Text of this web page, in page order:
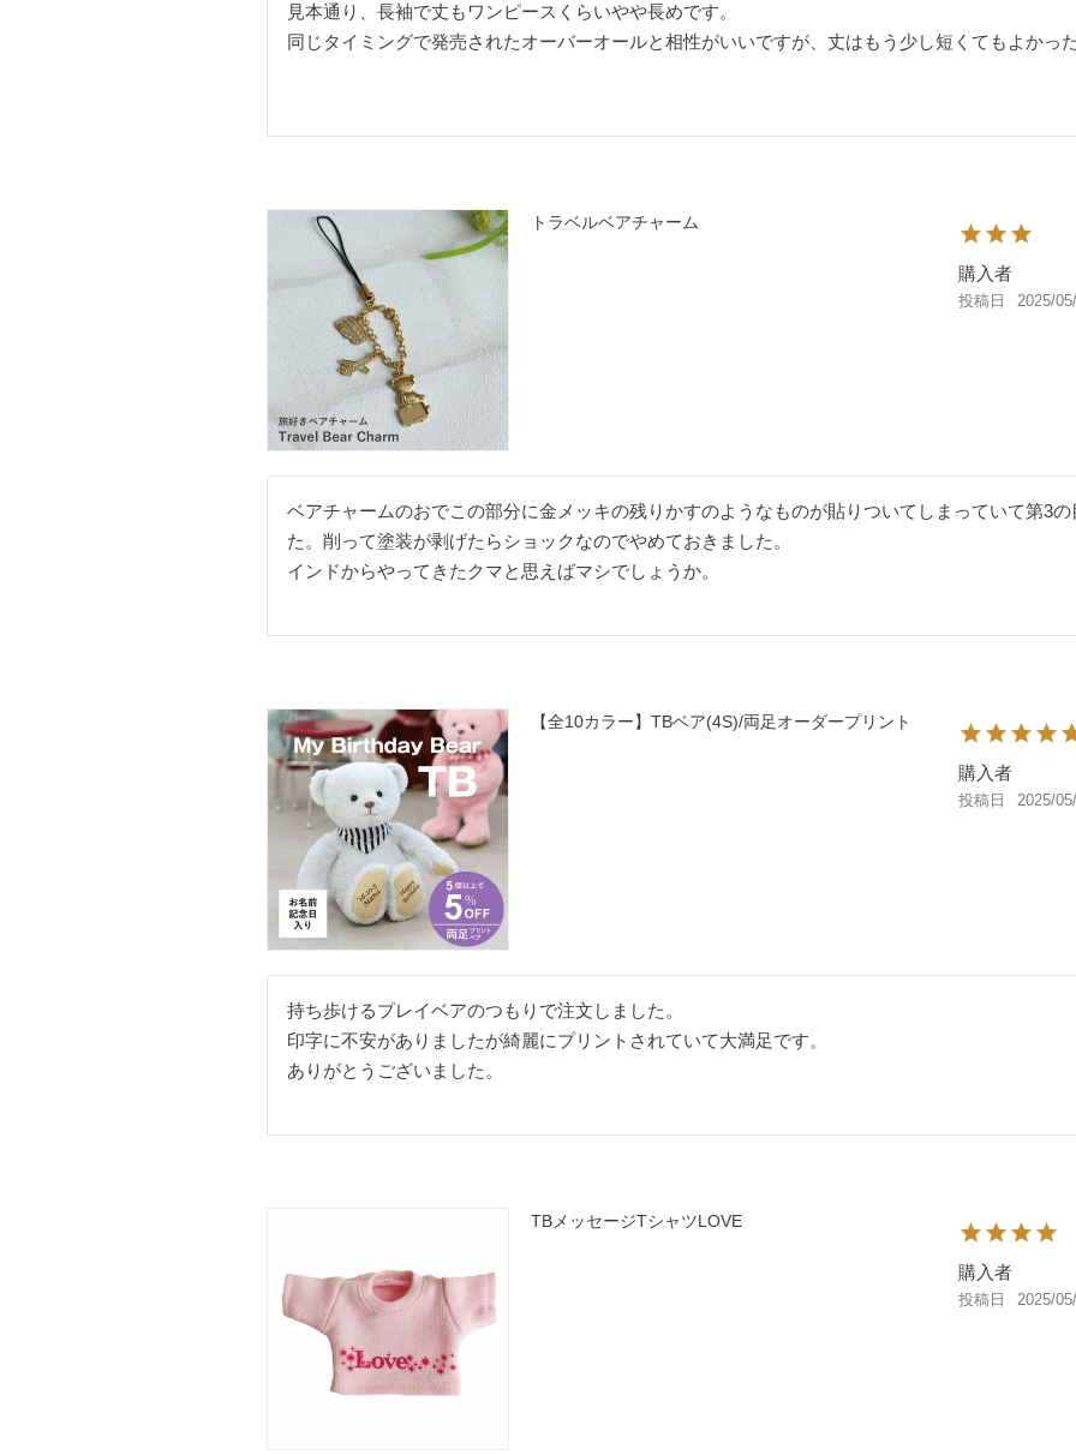
見本通り、長袖で丈もワンピースくらいやや長めです。
同じタイミングで発売されたオーバーオールと相性がいいですが、丈はもう少し短くてもよかっ
トラベルベアチャーム
購入者
投稿日 2025/
ベアチャームのおでこの部分に金メッキの残りかすのようなものが貼りついてしまっていて第3
た。削って塗装が剥げたらショックなのでやめておきました。
インドからやってきたクマと思えばマシでしょうか。
【全10カラー】TBベア(4S)/両足オーダープリント
購入者
投稿日 2025/
持ち歩けるプレイベアのつもりで注文しました。
印字に不安がありましたが綺麗にプリントされていて大満足です。
ありがとうございました。
TBメッセージTシャツLOVE
購入者
投稿日 2025/